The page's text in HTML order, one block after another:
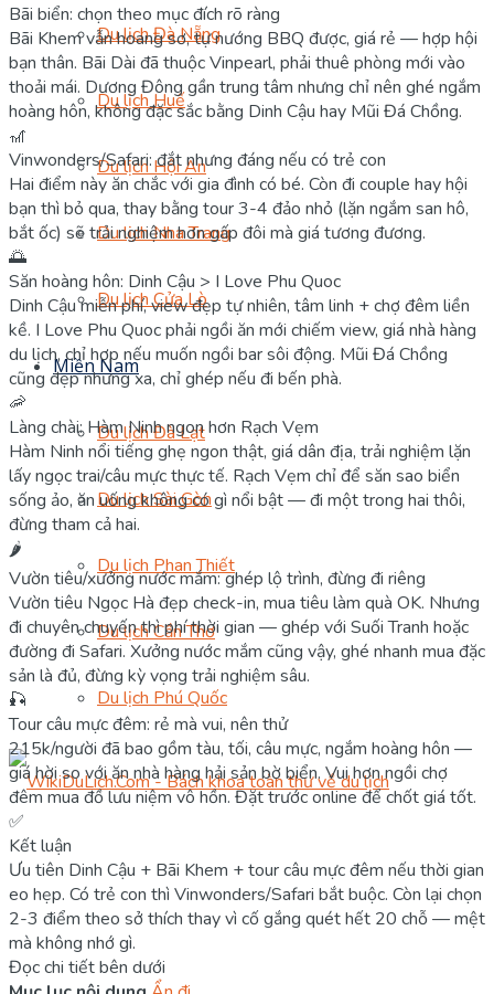
Du lịch Đà Nẵng
Du lịch Huế
Du lịch Hội An
Du lịch Nha Trang
Du lịch Cửa Lò
Miền Nam
Du lịch Đà Lạt
Du lịch Sài Gòn
Du lịch Phan Thiết
Du lịch Cần Thơ
Du lịch Phú Quốc
Bãi biển: chọn theo mục đích rõ ràng
Bãi Khem vẫn hoang sơ, tự nướng BBQ được, giá rẻ — hợp hội
bạn thân. Bãi Dài đã thuộc Vinpearl, phải thuê phòng mới vào
thoải mái. Dương Đông gần trung tâm nhưng chỉ nên ghé ngắm
hoàng hôn, không đặc sắc bằng Dinh Cậu hay Mũi Đá Chồng.
🎢
Vinwonders/Safari: đắt nhưng đáng nếu có trẻ con
Hai điểm này ăn chắc với gia đình có bé. Còn đi couple hay hội
bạn thì bỏ qua, thay bằng tour 3-4 đảo nhỏ (lặn ngắm san hô,
bắt ốc) sẽ trải nghiệm hơn gấp đôi mà giá tương đương.
🌅
Săn hoàng hôn: Dinh Cậu > I Love Phu Quoc
Dinh Cậu miễn phí, view đẹp tự nhiên, tâm linh + chợ đêm liền
kề. I Love Phu Quoc phải ngồi ăn mới chiếm view, giá nhà hàng
du lịch, chỉ hợp nếu muốn ngồi bar sôi động. Mũi Đá Chồng
cũng đẹp nhưng xa, chỉ ghép nếu đi bến phà.
🦐
Làng chài: Hàm Ninh ngon hơn Rạch Vẹm
Hàm Ninh nổi tiếng ghẹ ngon thật, giá dân địa, trải nghiệm lặn
lấy ngọc trai/câu mực thực tế. Rạch Vẹm chỉ để săn sao biển
sống ảo, ăn uống không có gì nổi bật — đi một trong hai thôi,
đừng tham cả hai.
🌶️
Vườn tiêu/xưởng nước mắm: ghép lộ trình, đừng đi riêng
Vườn tiêu Ngọc Hà đẹp check-in, mua tiêu làm quà OK. Nhưng
đi chuyên chuyến thì phí thời gian — ghép với Suối Tranh hoặc
đường đi Safari. Xưởng nước mắm cũng vậy, ghé nhanh mua đặc
sản là đủ, đừng kỳ vọng trải nghiệm sâu.
🎣
Tour câu mực đêm: rẻ mà vui, nên thử
215k/người đã bao gồm tàu, tối, câu mực, ngắm hoàng hôn —
giá hời so với ăn nhà hàng hải sản bờ biển. Vui hơn ngồi chợ
đêm mua đồ lưu niệm vô hồn. Đặt trước online để chốt giá tốt.
✅
Kết luận
Ưu tiên Dinh Cậu + Bãi Khem + tour câu mực đêm nếu thời gian
eo hẹp. Có trẻ con thì Vinwonders/Safari bắt buộc. Còn lại chọn
2-3 điểm theo sở thích thay vì cố gắng quét hết 20 chỗ — mệt
mà không nhớ gì.
Đọc chi tiết bên dưới